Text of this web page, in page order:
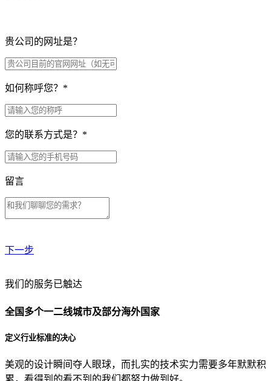
贵公司的网址是？
如何称呼您？ *
您的联系方式是？ *
留言
下一步
贵公司预算范围是？
贵公司的团队规模是？
目前主要的营销渠道是？
我们的服务已触达
全国多个一二线城市及部分海外国家
定义行业标准的决心
美观的设计瞬间夺人眼球，而扎实的技术实力需要多年默默积
累，看得到的看不到的我们都努力做到好。